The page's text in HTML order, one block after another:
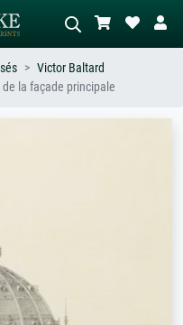
Victor Baltard
la façade principale